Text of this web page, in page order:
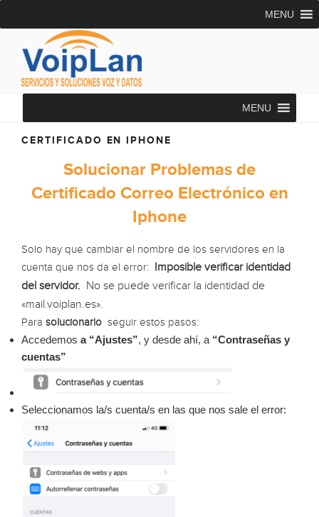
al
MENU
Asesoría Telecomunicaciones
MENU
CERTIFICADO EN IPHONE
Solucionar Problemas de
Certificado Correo Electrónico en
Iphone
Solo hay que cambiar el nombre de los servidores en la
cuenta que nos da el error: Imposible verificar identidad
del servidor. No se puede verificar la identidad de
«mail.voiplan.es».
Para solucionarlo seguir estos pasos:
Accedemos a “Ajustes”, y desde ahí, a “Contraseñas y
cuentas”
Seleccionamos la/s cuenta/s en las que nos sale el error: